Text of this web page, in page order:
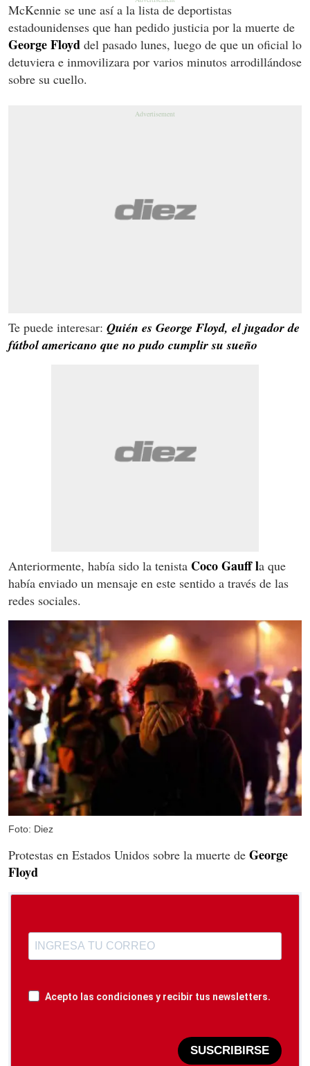
McKennie se une así a la lista de deportistas
estadounidenses que han pedido justicia por la muerte de
George Floyd del pasado lunes, luego de que un oficial lo
detuviera e inmovilizara por varios minutos arrodillándose
sobre su cuello.
Te puede interesar: Quién es George Floyd, el jugador de
fútbol americano que no pudo cumplir su sueño
Anteriormente, había sido la tenista Coco Gauff la que
había enviado un mensaje en este sentido a través de las
redes sociales.
Foto: Diez
Protestas en Estados Unidos sobre la muerte de George
Floyd
Acepto las condiciones y recibir tus newsletters.
SUSCRIBIRSE